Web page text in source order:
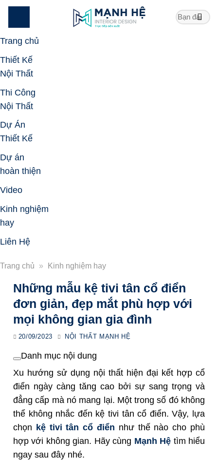
Skip
Trang chủ
Thiết Kế
Nội Thất
Thi Công
Nội Thất
Dự Án
Thiết Kế
Dự án
hoàn thiện
Video
Kinh nghiệm
hay
Liên Hệ
Trang chủ » Kinh nghiệm hay
Những mẫu kệ tivi tân cổ điển
đơn giản, đẹp mắt phù hợp với
mọi không gian gia đình
20/09/2023 NỘI THẤT MẠNH HỆ
Danh mục nội dung
Xu hướng sử dụng nội thất hiện đại kết hợp cổ
điển ngày càng tăng cao bởi sự sang trọng và
đẳng cấp mà nó mang lại. Một trong số đó không
thể không nhắc đến kệ tivi tân cổ điển. Vậy, lựa
chọn kệ tivi tân cổ điển như thế nào cho phù
hợp với không gian. Hãy cùng Mạnh Hệ tìm hiểu
ngay sau đây nhé.